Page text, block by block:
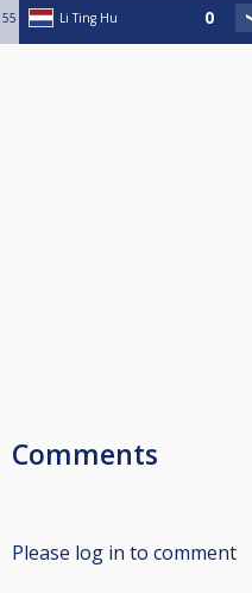
55 Li Ting Hu
Comments
Please log in to comment